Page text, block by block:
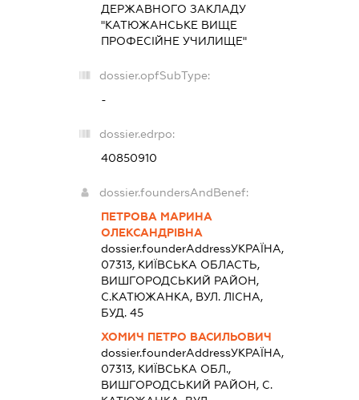
ДЕРЖАВНОГО ЗАКЛАДУ
"КАТЮЖАНСЬКЕ ВИЩЕ
ПРОФЕСІЙНЕ УЧИЛИЩЕ"
dossier.opfSubType:
-
dossier.edrpo:
40850910
dossier.foundersAndBenef:
ПЕТРОВА МАРИНА
ОЛЕКСАНДРІВНА
dossier.founderAddressУКРАЇНА,
07313, КИЇВСЬКА ОБЛАСТЬ,
ВИШГОРОДСЬКИЙ РАЙОН,
С.КАТЮЖАНКА, ВУЛ. ЛІСНА,
БУД. 45
ХОМИЧ ПЕТРО ВАСИЛЬОВИЧ
dossier.founderAddressУКРАЇНА,
07313, КИЇВСЬКА ОБЛ.,
ВИШГОРОДСЬКИЙ РАЙОН, С.